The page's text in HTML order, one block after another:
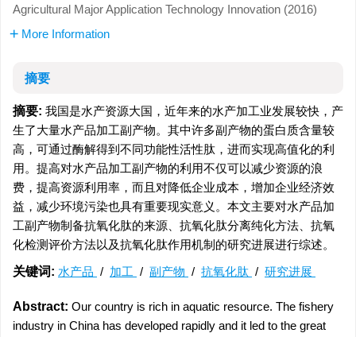
Agricultural Major Application Technology Innovation (2016)
More Information
摘要
摘要: 我国是水产资源大国，近年来的水产加工业发展较快，产
生了大量水产品加工副产物。其中许多副产物的蛋白质含量较
高，可通过酶解得到不同功能性活性肽，进而实现高值化的利
用。提高对水产品加工副产物的利用不仅可以减少资源的浪
费，提高资源利用率，而且对降低企业成本，增加企业经济效
益，减少环境污染也具有重要现实意义。本文主要对水产品加
工副产物制备抗氧化肽的来源、抗氧化肽分离纯化方法、抗氧
化检测评价方法以及抗氧化肽作用机制的研究进展进行综述。
关键词: 水产品 / 加工 / 副产物 / 抗氧化肽 / 研究进展
Abstract: Our country is rich in aquatic resource. The fishery
industry in China has developed rapidly and it led to the great